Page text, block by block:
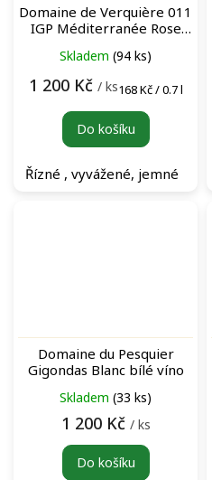
Domaine de Verquière 011
IGP Méditerranée Rose
víno
Skladem (94 ks)
1 200 Kč / ksMěrná
168 Kč / 0.7 l
Do košíku
Řízné , vyvážené, jemné
Domaine du Pesquier
Gigondas Blanc bílé víno
Skladem (33 ks)
1 200 Kč / ks
Do košíku